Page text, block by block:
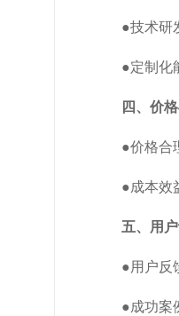
●技术研发
●定制化能
四、价
●价格合理
●成本效益
五、用
●用户反馈
●成功案例